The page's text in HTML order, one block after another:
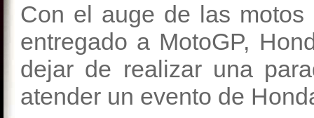
Con el auge de las
entregado a MotoGP,
dejar de realizar una
atender un evento de